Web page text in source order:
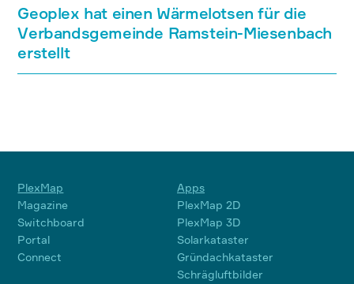
Geoplex hat einen Wärmelotsen für die
Verbandsgemeinde Ramstein-Miesenbach
erstellt
PlexMap
Magazine
Switchboard
Portal
Connect
Apps
PlexMap 2D
PlexMap 3D
Solarkataster
Gründachkataster
Schrägluftbilder